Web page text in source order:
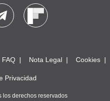
FAQ Nota Legal Cookies
Privacidad
los derechos reservados